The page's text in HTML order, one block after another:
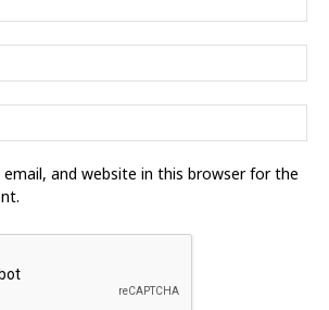
email, and website in this browser for the